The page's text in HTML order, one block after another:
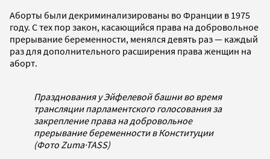
Аборты были декриминализированы во Франции в 1975
году. С тех пор закон, касающийся права на добровольное
прерывание беременности, менялся девять раз — каждый
раз для дополнительного расширения права женщин на
аборт.
Празднования у Эйфелевой башни во время
трансляции парламентского голосования за
закрепление права на добровольное
прерывание беременности в Конституции
(Фото Zuma·TASS)